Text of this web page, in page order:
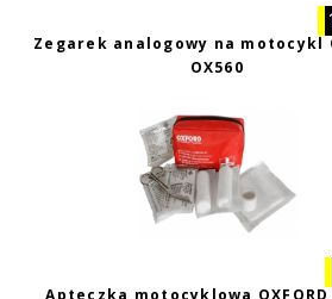
Zegarek analogowy na motocykl
OX560
Apteczka motocyklowa OXFORD